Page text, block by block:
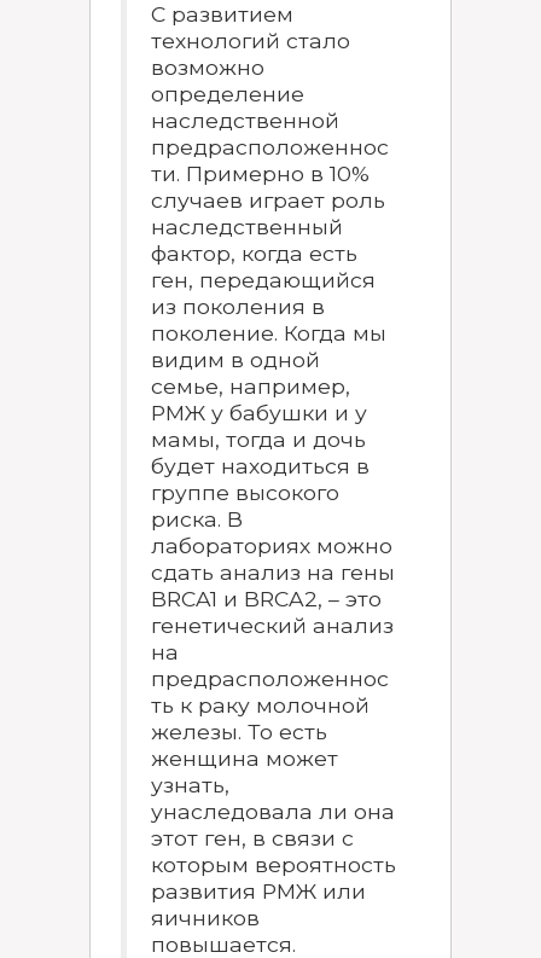
С развитием
технологий стало
возможно
определение
наследственной
предрасположеннос
ти. Примерно в 10%
случаев играет роль
наследственный
фактор, когда есть
ген, передающийся
из поколения в
поколение. Когда мы
видим в одной
семье, например,
РМЖ у бабушки и у
мамы, тогда и дочь
будет находиться в
группе высокого
риска. В
лабораториях можно
сдать анализ на гены
BRCA1 и BRCA2, – это
генетический анализ
на
предрасположеннос
ть к раку молочной
железы. То есть
женщина может
узнать,
унаследовала ли она
этот ген, в связи с
которым вероятность
развития РМЖ или
яичников
повышается.